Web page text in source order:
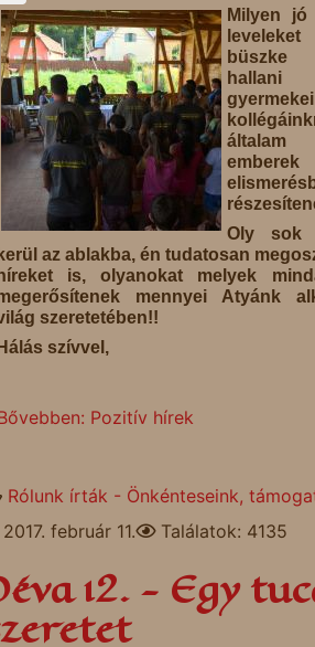
Milyen
büszke
hallani
emberek
Oly sok
kerül az ablakba, én tudatosan
híreket is, olyanokat melyek
mennyei Atyánk
szeretetében!!
Hálás szívvel,
Pozitív hírek
Rólunk írták - Önkénteseink,
2017. február 11.
Találatok: 4135
12. - Egy